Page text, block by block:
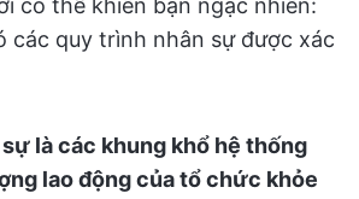
có thể khiến bạn ngạc nhiên:
các quy trình nhân sự được xác
là các khung khổ hệ thống
lao động của tổ chức khỏe